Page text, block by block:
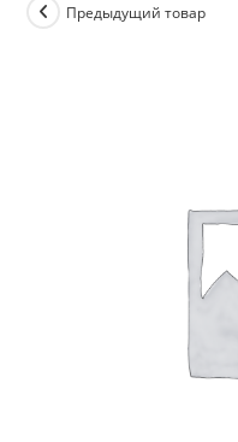
Предыдущий товар